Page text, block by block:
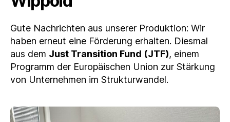
Gute Nachrichten aus unserer Produktion: Wir
haben erneut eine Förderung erhalten. Diesmal
aus dem Just Transition Fund (JTF), einem
Programm der Europäischen Union zur Stärkung
von Unternehmen im Strukturwandel.